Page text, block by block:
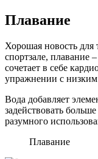
Плавание
Хорошая новость для
спортзале, плавание
сочетает в себе
упражнении с низким
Вода добавляет
задействовать
разумного
Плавание